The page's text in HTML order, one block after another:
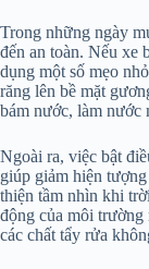
Trong những ngày
đến an toàn. Nếu xe
dụng một số mẹo
răng lên bề mặt
bám nước, làm nước
Ngoài ra, việc bật
giúp giảm hiện
thiện tầm nhìn khi
động của môi trường
các chất tẩy rửa